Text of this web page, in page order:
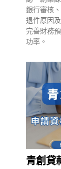
銀行審核
退件原因
完善財務
功率。
青創貸